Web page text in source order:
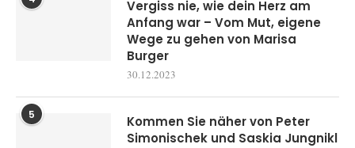
Vergiss nie, wie dein Herz am
Anfang war – Vom Mut, eigene
Wege zu gehen von Marisa
Burger
30.12.2023
5
Kommen Sie näher von Peter
Simonischek und Saskia Jungnikl